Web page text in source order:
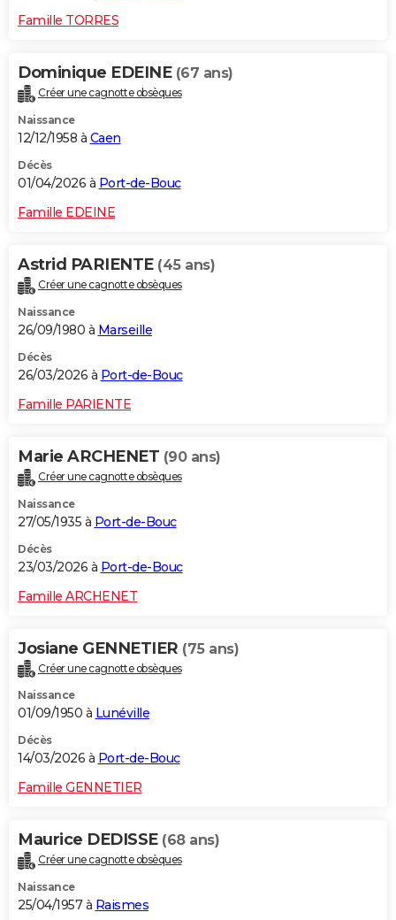
Famille TORRES
Dominique EDEINE (67 ans)
Créer une cagnotte obsèques
Naissance
12/12/1958 à Caen
Décès
01/04/2026 à Port-de-Bouc
Famille EDEINE
Astrid PARIENTE (45 ans)
Créer une cagnotte obsèques
Naissance
26/09/1980 à Marseille
Décès
26/03/2026 à Port-de-Bouc
Famille PARIENTE
Marie ARCHENET (90 ans)
Créer une cagnotte obsèques
Naissance
27/05/1935 à Port-de-Bouc
Décès
23/03/2026 à Port-de-Bouc
Famille ARCHENET
Josiane GENNETIER (75 ans)
Créer une cagnotte obsèques
Naissance
01/09/1950 à Lunéville
Décès
14/03/2026 à Port-de-Bouc
Famille GENNETIER
Maurice DEDISSE (68 ans)
Créer une cagnotte obsèques
Naissance
25/04/1957 à Raismes